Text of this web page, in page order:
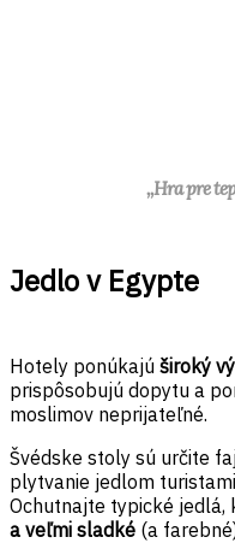
,,Hra pre
Jedlo v Egypte
Hotely ponúkajú široký
prispôsobujú dopytu a
moslimov neprijateľné.
Švédske stoly sú určite
plytvanie jedlom
Ochutnajte typické jedlá,
a veľmi sladké (a